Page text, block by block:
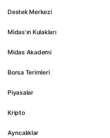
Destek Merkezi
Midas'ın Kulakları
Midas Akademi
Borsa Terimleri
Piyasalar
Kripto
Ayrıcalıklar